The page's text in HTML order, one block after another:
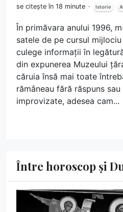
se citește în 18 minute
Istorie
În primăvara anului 1996,
satele de pe cursul
culege informații în
din expunerea Muzeului
căruia însă mai toate
rămâneau fără răspuns
improvizate, adesea cam...
Între horoscop și